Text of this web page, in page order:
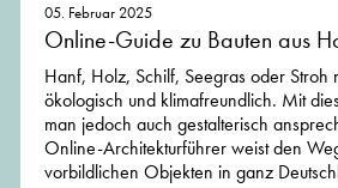
05. Februar 2025
Online-Guide zu Bauten aus
Hanf, Holz, Schilf, Seegras oder Stroh
ökologisch und klimafreundlich. Mit
man jedoch auch gestalterisch
Online-Architekturführer weist den
vorbildlichen Objekten in ganz